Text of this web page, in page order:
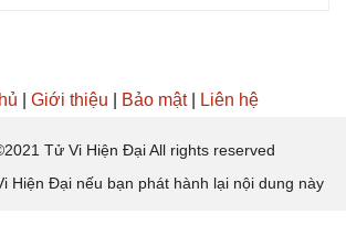
Giới thiệu Bảo mật| Liên hệ
Tử Vi Hiện Đại All rights reserved
Hiện Đại nếu bạn phát hành lại nội dung này